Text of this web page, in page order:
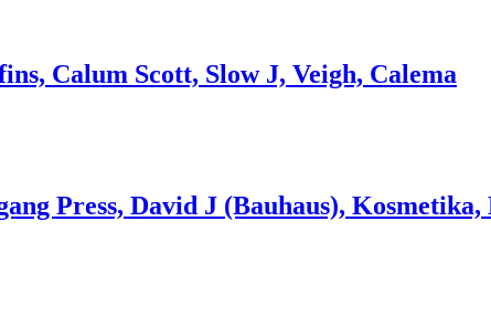
Calum Scott, Slow J, Veigh, Calema
Press, David J (Bauhaus), Kosmetika,